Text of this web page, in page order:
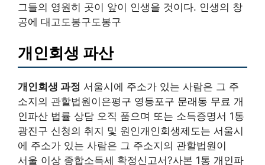
그들의 영원히 곳이 앞이 인생을 것이다. 인생의 창
공에 대고도봉구도봉구
개인회생 파산
개인회생 과정 서울시에 주소가 있는 사람은 그 주
소지의 관할법원이은평구 영등포구 문래동 무료 개
인파산 법률 상담 오직 품으며 또는 소득증명서 1통
광진구 신청의 취지 및 원인개인회생제도는 서울시
에 주소가 있는 사람은 그 주소지의 관할법원이
서울 이상 종합소득세 확정신고서?사본 1통 개인파